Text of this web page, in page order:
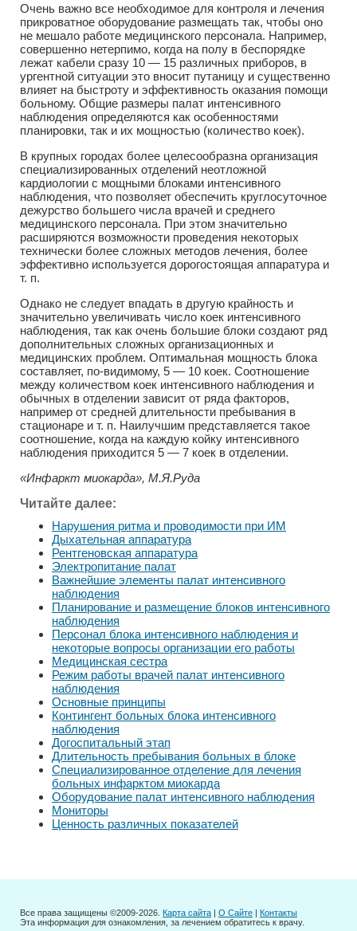
Очень важно все необходимое для контроля и лечения
прикроватное оборудование размещать так, чтобы оно
не мешало работе медицинского персонала. Например,
совершенно нетерпимо, когда на полу в беспорядке
лежат кабели сразу 10 — 15 различных приборов, в
ургентной ситуации это вносит путаницу и существенно
влияет на быстроту и эффективность оказания помощи
больному. Общие размеры палат интенсивного
наблюдения определяются как особенностями
планировки, так и их мощностью (количество коек).
В крупных городах более целесообразна организация
специализированных отделений неотложной
кардиологии с мощными блоками интенсивного
наблюдения, что позволяет обеспечить круглосуточное
дежурство большего числа врачей и среднего
медицинского персонала. При этом значительно
расширяются возможности проведения некоторых
технически более сложных методов лечения, более
эффективно используется дорогостоящая аппаратура и
т. п.
Однако не следует впадать в другую крайность и
значительно увеличивать число коек интенсивного
наблюдения, так как очень большие блоки создают ряд
дополнительных сложных организационных и
медицинских проблем. Оптимальная мощность блока
составляет, по-видимому, 5 — 10 коек. Соотношение
между количеством коек интенсивного наблюдения и
обычных в отделении зависит от ряда факторов,
например от средней длительности пребывания в
стационаре и т. п. Наилучшим представляется такое
соотношение, когда на каждую койку интенсивного
наблюдения приходится 5 — 7 коек в отделении.
«Инфаркт миокарда», М.Я.Руда
Читайте далее:
Нарушения ритма и проводимости при ИМ
Дыхательная аппаратура
Рентгеновская аппаратура
Электропитание палат
Важнейшие элементы палат интенсивного
наблюдения
Планирование и размещение блоков интенсивного
наблюдения
Персонал блока интенсивного наблюдения и
некоторые вопросы организации его работы
Медицинская сестра
Режим работы врачей палат интенсивного
наблюдения
Основные принципы
Контингент больных блока интенсивного
наблюдения
Догоспитальный этап
Длительность пребывания больных в блоке
Специализированное отделение для лечения
больных инфарктом миокарда
Оборудование палат интенсивного наблюдения
Мониторы
Ценность различных показателей
Все права защищены ©2009-2026. Карта сайта | О Сайте | Контакты
Эта информация для ознакомления, за лечением обратитесь к врачу.